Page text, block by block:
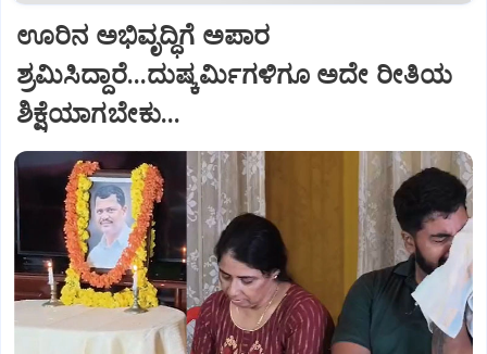
ಊರಿನ ಅಭಿವೃದ್ಧಿಗೆ ಅಪಾರ
ಶ್ರಮಿಸಿದ್ದಾರೆ...ದುಷ್ಕರ್ಮಿಗಳಿಗೂ ಅದೇ ರೀತಿಯ
ಶಿಕ್ಷೆಯಾಗಬೇಕು...